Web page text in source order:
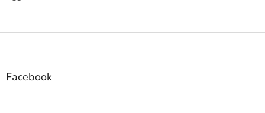
Z
Facebook